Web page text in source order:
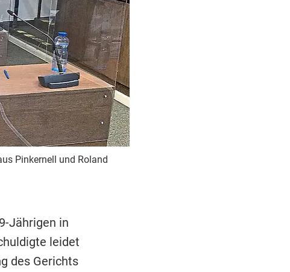
Pinkernell und Roland
Jährigen in
leidet
des Gerichts